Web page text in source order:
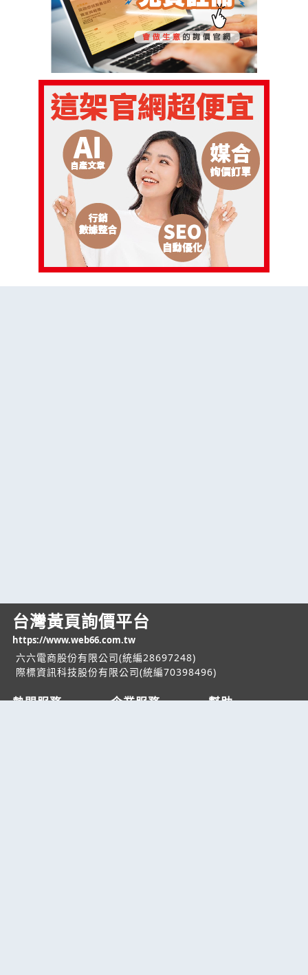
台灣黃頁詢價平台
https://www.web66.com.tw
六六電商股份有限公司(統編28697248)
際標資訊科技股份有限公司(統編70398496)
熱門服務 企業服務 幫助